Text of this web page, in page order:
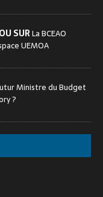
SURLa BCEAO
UEMOA
Ministre du Budget
?